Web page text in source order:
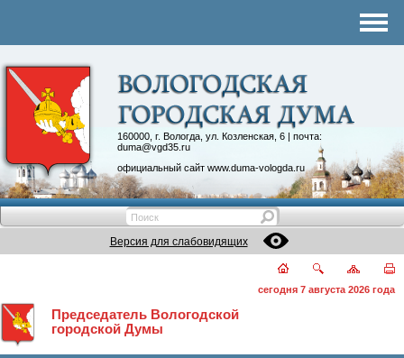
160000, г. Вологда, ул. Козленская, 6 | почта:
duma@vgd35.ru
официальный сайт www.duma-vologda.ru
Контакты
Депутатские объединения
Версия для слабовидящих
сегодня 7 августа 2026 года
Председатель Вологодской
городской Думы